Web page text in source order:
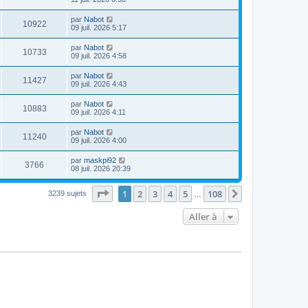
10922 par Nabot
09 juil. 2026 5:17
10733 par Nabot
09 juil. 2026 4:58
11427 par Nabot
09 juil. 2026 4:43
10883 par Nabot
09 juil. 2026 4:11
11240 par Nabot
09 juil. 2026 4:00
3766 par maskpi92
08 juil. 2026 20:39
3239 sujets Page sur108
1 2 3 4 5 108
Aller à